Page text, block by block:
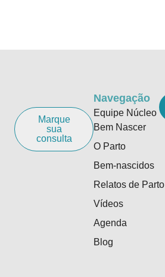
Marque
sua
consulta
Navegação
Equipe Núcleo
Bem Nascer
O Parto
Bem-nascidos
Relatos de Parto
Vídeos
Agenda
Blog